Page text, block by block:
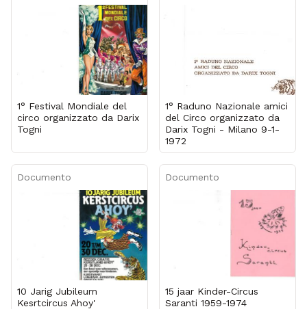
1° Festival Mondiale del
circo organizzato da Darix
Togni
1° Raduno Nazionale amici
del Circo organizzato da
Darix Togni - Milano 9-1-
1972
Documento
10 Jarig Jubileum
Kesrtcircus Ahoy'
Documento
15 jaar Kinder-Circus
Saranti 1959-1974